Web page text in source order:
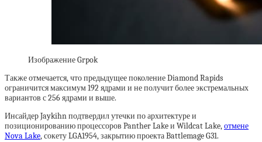
Изображение Grpok
Также отмечается, что предыдущее поколение Diamond Rapids
ограничится максимум 192 ядрами и не получит более экстремальных
вариантов с 256 ядрами и выше.
Инсайдер Jaykihn подтвердил утечки по архитектуре и
позиционированию процессоров Panther Lake и Wildcat Lake,отмене
Nova Lake, сокету LGA1954, закрытию проекта Battlemage G31.